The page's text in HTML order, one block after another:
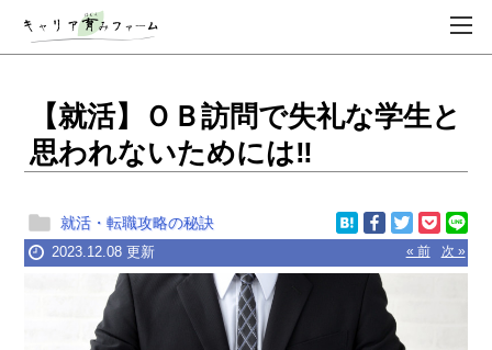
【就活】ＯＢ訪問で失礼な学生と
思われないためには‼
就活・転職攻略の秘訣
2023.12.08 更新 次 »
« 前